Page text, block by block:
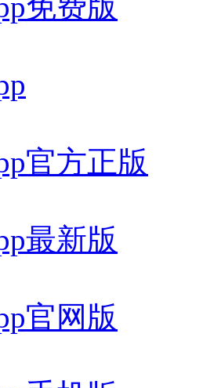
官方正版
最新版
官网版